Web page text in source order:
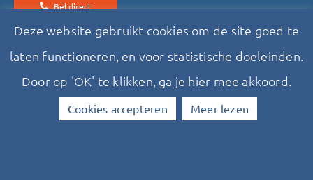
Bel direct
Stuur een bericht
Deze website gebruikt cookies om de site goed te
laten functioneren, en voor statistische doeleinden.
Door op 'OK' te klikken, ga je hier mee akkoord.
Cookies accepteren Meer lezen